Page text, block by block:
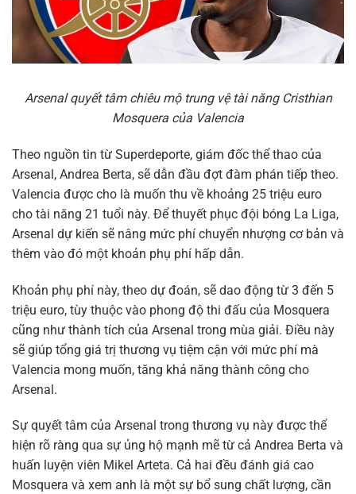
Arsenal quyết tâm chiêu mộ trung vệ tài năng Cristhian
Mosquera của Valencia
Theo nguồn tin từ Superdeporte, giám đốc thể thao của
Arsenal, Andrea Berta, sẽ dẫn đầu đợt đàm phán tiếp theo.
Valencia được cho là muốn thu về khoảng 25 triệu euro
cho tài năng 21 tuổi này. Để thuyết phục đội bóng La Liga,
Arsenal dự kiến sẽ nâng mức phí chuyển nhượng cơ bản và
thêm vào đó một khoản phụ phí hấp dẫn.
Khoản phụ phí này, theo dự đoán, sẽ dao động từ 3 đến 5
triệu euro, tùy thuộc vào phong độ thi đấu của Mosquera
cũng như thành tích của Arsenal trong mùa giải. Điều này
sẽ giúp tổng giá trị thương vụ tiệm cận với mức phí mà
Valencia mong muốn, tăng khả năng thành công cho
Arsenal.
Sự quyết tâm của Arsenal trong thương vụ này được thể
hiện rõ ràng qua sự ủng hộ mạnh mẽ từ cả Andrea Berta và
huấn luyện viên Mikel Arteta. Cả hai đều đánh giá cao
Mosquera và xem anh là một sự bổ sung chất lượng, cần